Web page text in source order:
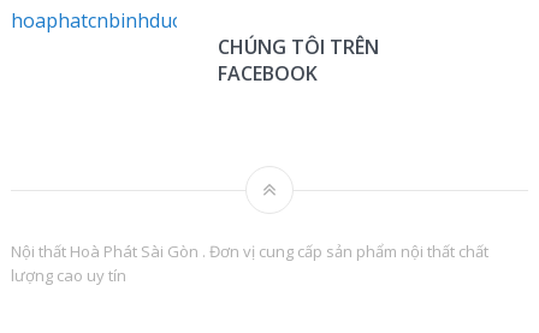
hoaphatcnbinhduong@gmail.com
CHÚNG TÔI TRÊN
FACEBOOK
Nội thất Hoà Phát Sài Gòn . Đơn vị cung cấp sản phẩm nội thất chất
lượng cao uy tín